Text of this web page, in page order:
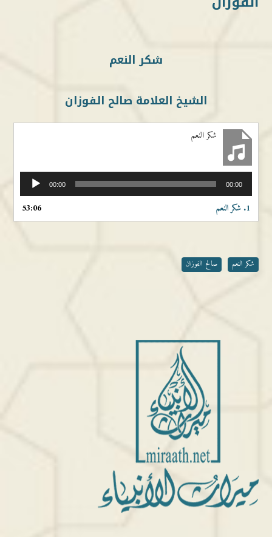
شكر النعم
الشيخ العلامة صالح الفوزان
شكر النعم
الصوت
00:00 00:00
1. شكر النعم 53:06
شكر النعم صالح الفوزان